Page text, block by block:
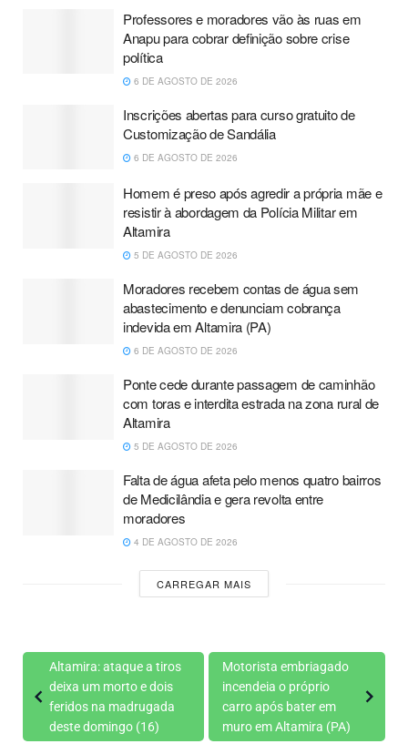
Professores e moradores vão às ruas em
Anapu para cobrar definição sobre crise
política
6 DE AGOSTO DE 2026
Inscrições abertas para curso gratuito de
Customização de Sandália
6 DE AGOSTO DE 2026
Homem é preso após agredir a própria mãe e
resistir à abordagem da Polícia Militar em
Altamira
5 DE AGOSTO DE 2026
Moradores recebem contas de água sem
abastecimento e denunciam cobrança
indevida em Altamira (PA)
6 DE AGOSTO DE 2026
Ponte cede durante passagem de caminhão
com toras e interdita estrada na zona rural de
Altamira
5 DE AGOSTO DE 2026
Falta de água afeta pelo menos quatro bairros
de Medicilândia e gera revolta entre
moradores
4 DE AGOSTO DE 2026
CARREGAR MAIS
Altamira: ataque a tiros
deixa um morto e dois
feridos na madrugada
deste domingo (16)
Motorista embriagado
incendeia o próprio
carro após bater em
muro em Altamira (PA)